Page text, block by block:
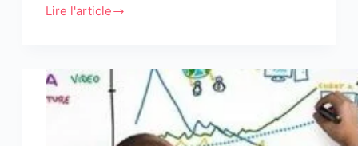
Lire l'article
La
se
met